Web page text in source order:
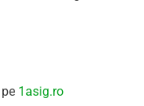
1asig.ro